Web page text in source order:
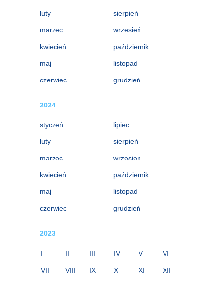
luty
marzec
kwiecień
maj
czerwiec
sierpień
wrzesień
październik
listopad
grudzień
2024
styczeń
luty
marzec
kwiecień
maj
czerwiec
lipiec
sierpień
wrzesień
październik
listopad
grudzień
2023
I II III IV V VI
VII VIII IX X XI XII